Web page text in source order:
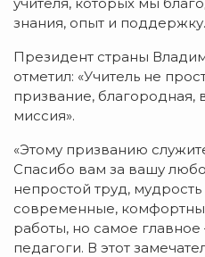
знания, опыт и поддержку.
Президент страны
отметил: «Учитель не
призвание, благородная,
миссия».
«Этому призванию
Спасибо вам за вашу
непростой труд,
современные,
работы, но самое
педагоги. В этот